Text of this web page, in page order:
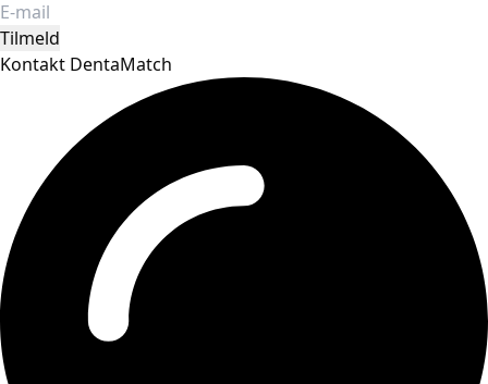
Tilmeld
Kontakt DentaMatch